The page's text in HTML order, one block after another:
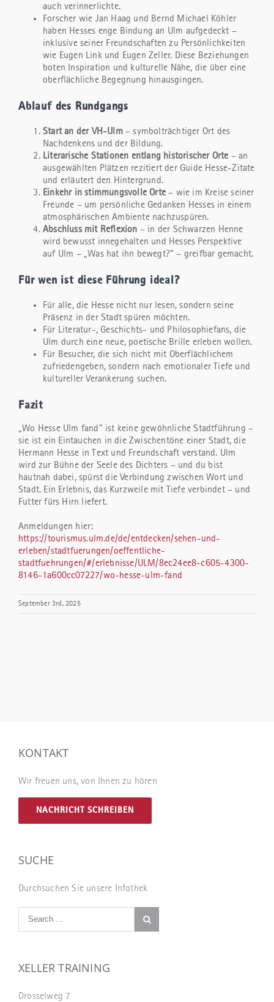
auch verinnerlichte.
Forscher wie Jan Haag und Bernd Michael Köhler
haben Hesses enge Bindung an Ulm aufgedeckt –
inklusive seiner Freundschaften zu Persönlichkeiten
wie Eugen Link und Eugen Zeller. Diese Beziehungen
boten Inspiration und kulturelle Nähe, die über eine
oberflächliche Begegnung hinausgingen.
Ablauf des Rundgangs
Start an der VH-Ulm– symbolträchtiger Ort des
Nachdenkens und der Bildung.
Literarische Stationen entlang historischer Orte – an
ausgewählten Plätzen rezitiert der Guide Hesse-Zitate
und erläutert den Hintergrund.
Einkehr in stimmungsvolle Orte – wie im Kreise seiner
Freunde – um persönliche Gedanken Hesses in einem
atmosphärischen Ambiente nachzuspüren.
Abschluss mit Reflexion – in der Schwarzen Henne
wird bewusst innegehalten und Hesses Perspektive
auf Ulm – „Was hat ihn bewegt?“ – greifbar gemacht.
Für wen ist diese Führung ideal?
Für alle, die Hesse nicht nur lesen, sondern seine
Präsenz in der Stadt spüren möchten.
Für Literatur-, Geschichts- und Philosophiefans, die
Ulm durch eine neue, poetische Brille erleben wollen.
Für Besucher, die sich nicht mit Oberflächlichem
zufriedengeben, sondern nach emotionaler Tiefe und
kultureller Verankerung suchen.
Fazit
„Wo Hesse Ulm fand“ ist keine gewöhnliche Stadtführung –
sie ist ein Eintauchen in die Zwischentöne einer Stadt, die
Hermann Hesse in Text und Freundschaft verstand. Ulm
wird zur Bühne der Seele des Dichters – und du bist
hautnah dabei, spürst die Verbindung zwischen Wort und
Stadt. Ein Erlebnis, das Kurzweile mit Tiefe verbindet – und
Futter fürs Hirn liefert.
Anmeldungen hier:
https://tourismus.ulm.de/de/entdecken/sehen-und-
erleben/stadtfuerungen/oeffentliche-
stadtfuehrungen/#/erlebnisse/ULM/8ec24ee8-c605-4300-
8146-1a600cc07227/wo-hesse-ulm-fand
September 3rd, 2025
KONTAKT
Wir freuen uns, von Ihnen zu hören
NACHRICHT SCHREIBEN
SUCHE
Durchsuchen Sie unsere Infothek
XELLER TRAINING
Drosselweg 7